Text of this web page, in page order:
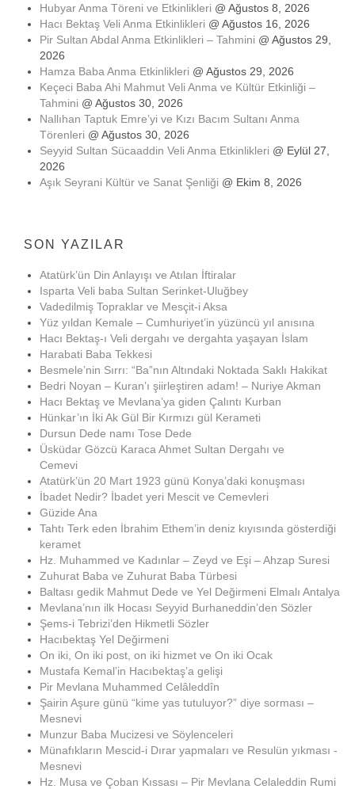
Hubyar Anma Töreni ve Etkinlikleri @ Ağustos 8, 2026
Hacı Bektaş Veli Anma Etkinlikleri @ Ağustos 16, 2026
Pir Sultan Abdal Anma Etkinlikleri – Tahmini @ Ağustos 29,
2026
Hamza Baba Anma Etkinlikleri @ Ağustos 29, 2026
Keçeci Baba Ahi Mahmut Veli Anma ve Kültür Etkinliği –
Tahmini @ Ağustos 30, 2026
Nallıhan Taptuk Emre’yi ve Kızı Bacım Sultanı Anma
Törenleri @ Ağustos 30, 2026
Seyyid Sultan Sücaaddin Veli Anma Etkinlikleri @ Eylül 27,
2026
Aşık Seyrani Kültür ve Sanat Şenliği @ Ekim 8, 2026
SON YAZILAR
Atatürk’ün Din Anlayışı ve Atılan İftiralar
Isparta Veli baba Sultan Serinket-Uluğbey
Vadedilmiş Topraklar ve Mesçit-i Aksa
Yüz yıldan Kemale – Cumhuriyet’in yüzüncü yıl anısına
Hacı Bektaş-ı Veli dergahı ve dergahta yaşayan İslam
Harabati Baba Tekkesi
Besmele’nin Sırrı: “Ba”nın Altındaki Noktada Saklı Hakikat
Bedri Noyan – Kuran’ı şiirleştiren adam! – Nuriye Akman
Hacı Bektaş ve Mevlana’ya giden Çalıntı Kurban
Hünkar’ın İki Ak Gül Bir Kırmızı gül Kerameti
Dursun Dede namı Tose Dede
Üsküdar Gözcü Karaca Ahmet Sultan Dergahı ve
Cemevi
Atatürk’ün 20 Mart 1923 günü Konya’daki konuşması
İbadet Nedir? İbadet yeri Mescit ve Cemevleri
Güzide Ana
Tahtı Terk eden İbrahim Ethem’in deniz kıyısında gösterdiği
keramet
Hz. Muhammed ve Kadınlar – Zeyd ve Eşi – Ahzap Suresi
Zuhurat Baba ve Zuhurat Baba Türbesi
Baltası gedik Mahmut Dede ve Yel Değirmeni Elmalı Antalya
Mevlana’nın ilk Hocası Seyyid Burhaneddin’den Sözler
Şems-i Tebrizi’den Hikmetli Sözler
Hacıbektaş Yel Değirmeni
On iki, On iki post, on iki hizmet ve On iki Ocak
Mustafa Kemal’in Hacıbektaş’a gelişi
Pir Mevlana Muhammed Celâleddîn
Şairin Aşure günü “kime yas tutuluyor?” diye sorması –
Mesnevi
Munzur Baba Mucizesi ve Söylenceleri
Münafıkların Mescid-i Dırar yapmaları ve Resulün yıkması -
Mesnevi
Hz. Musa ve Çoban Kıssası – Pir Mevlana Celaleddin Rumi